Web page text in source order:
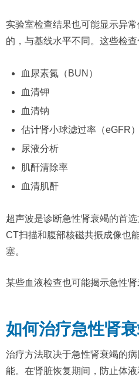
实验室检查结果也可能显示异
的，与基线水平不同。这些检
血尿素氮（BUN）
血清钾
血清钠
估计肾小球滤过率（eGFR）
尿液分析
肌酐清除率
血清肌酐
超声波是诊断急性肾衰竭的首
CT扫描和腹部核磁共振成像也
塞。
某些血液检查也可能揭示急性肾
如何治疗急性肾衰
治疗方法取决于急性肾衰竭的
能。在肾脏恢复期间，防止体